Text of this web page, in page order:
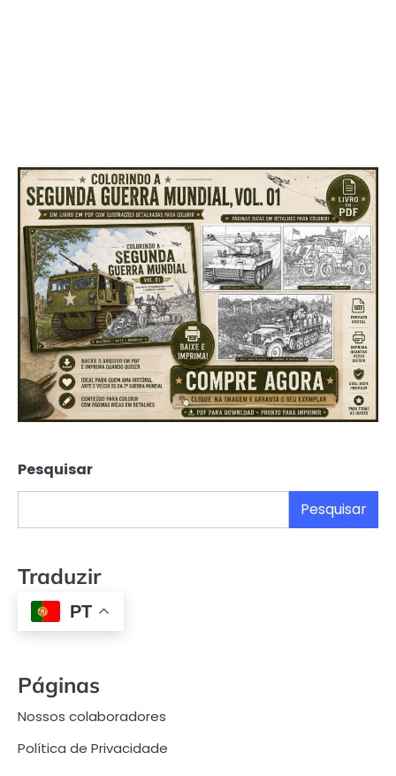
Pesquisar
Pesquisar
Traduzir
PT
Páginas
Nossos colaboradores
Política de Privacidade